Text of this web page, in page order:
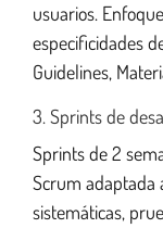
usuarios.
especificidades
Guidelines,
3. Sprints de
Sprints de 2
Scrum adaptada
sistemáticas,